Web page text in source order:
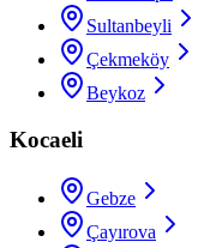
Sultanbeyli
Çekmeköy
Beykoz
Kocaeli
Gebze
Çayırova